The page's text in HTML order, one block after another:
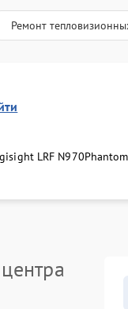
Ремонт
LRF N970